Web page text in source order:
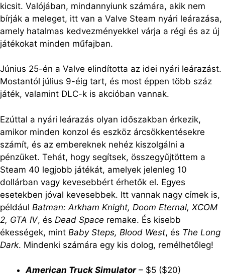
kicsit. Valójában, mindannyiunk számára, akik nem
bírják a meleget, itt van a Valve Steam nyári leárazása,
amely hatalmas kedvezményekkel várja a régi és az új
játékokat minden műfajban.
Június 25-én a Valve elindította az idei nyári leárazást.
Mostantól július 9-éig tart, és most éppen több száz
játék, valamint DLC-k is akcióban vannak.
Ezúttal a nyári leárazás olyan időszakban érkezik,
amikor minden konzol és eszköz árcsökkentésekre
számít, és az embereknek nehéz kiszolgálni a
pénzüket. Tehát, hogy segítsek, összegyűjtöttem a
Steam 40 legjobb játékát, amelyek jelenleg 10
dollárban vagy kevesebbért érhetők el. Egyes
esetekben jóval kevesebbek. Itt vannak nagy címek is,
például Batman: Arkham Knight, Doom Eternal, XCOM
2, GTA IV, és Dead Space remake. És kisebb
ékességek, mint Baby Steps, Blood West, és The Long
Dark. Mindenki számára egy kis dolog, remélhetőleg!
American Truck Simulator– $5 ($20)